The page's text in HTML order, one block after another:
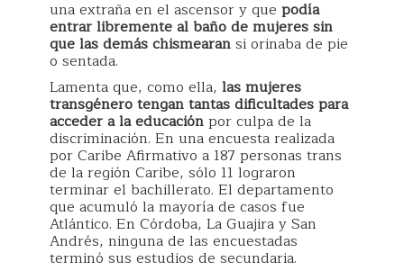
una extraña en el ascensor y que podía
entrar libremente al baño de mujeres sin
que las demás chismearansi orinaba de pie
o sentada.
Lamenta que, como ella, las mujeres
transgénero tengan tantas dificultades para
acceder a la educaciónpor culpa de la
discriminación. En una encuesta realizada
por Caribe Afirmativo a 187 personas trans
de la región Caribe, sólo 11 lograron
terminar el bachillerato. El departamento
que acumuló la mayoría de casos fue
Atlántico. En Córdoba, La Guajira y San
Andrés, ninguna de las encuestadas
terminó sus estudios de secundaria.